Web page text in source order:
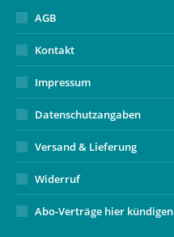
AGB
Kontakt
Impressum
Datenschutzangaben
Versand & Lieferung
Widerruf
Abo-Verträge hier kündigen